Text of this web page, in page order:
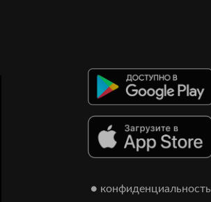
● конфиденциальность